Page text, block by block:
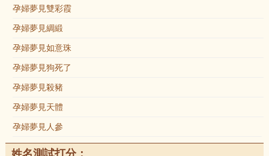
孕婦夢見雙彩霞
孕婦夢見綢緞
孕婦夢見如意珠
孕婦夢見狗死了
孕婦夢見殺豬
孕婦夢見天體
孕婦夢見人參
姓名測試打分：